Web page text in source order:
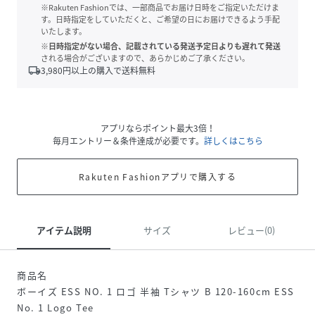
※Rakuten Fashionでは、一部商品でお届け日時をご指定いただけま
す。日時指定をしていただくと、ご希望の日にお届けできるよう手配
いたします。
※日時指定がない場合、記載されている発送予定日よりも遅れて発送
される場合がございますので、あらかじめご了承ください。
local_shipping3,980円以上の購入で送料無料
アプリならポイント最大3倍！
毎月エントリー＆条件達成が必要です。 詳しくはこちら
Rakuten Fashionアプリで購入する
アイテム説明 サイズ レビュー(0)
商品名
ボーイズ ESS NO. 1 ロゴ 半袖 Tシャツ B 120-160cm ESS
No. 1 Logo Tee